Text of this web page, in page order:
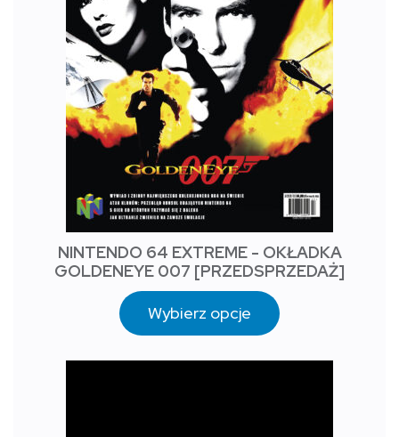
NINTENDO 64 EXTREME - OKŁADKA
GOLDENEYE 007 [PRZEDSPRZEDAŻ]
Wybierz opcje